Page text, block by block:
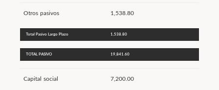
Otros pasivos 1,538.80
Total Pasivo Largo Plazo 1,538.80
TOTAL PASIVO 19,841.60
Capital social 7,200.00